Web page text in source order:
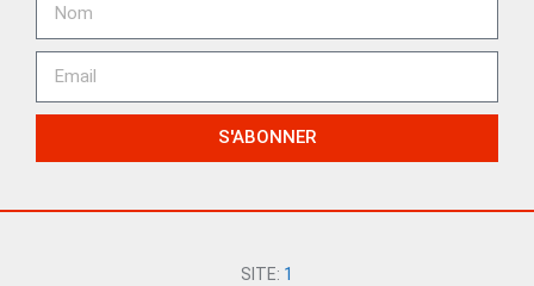
S'ABONNER
SITE: 1